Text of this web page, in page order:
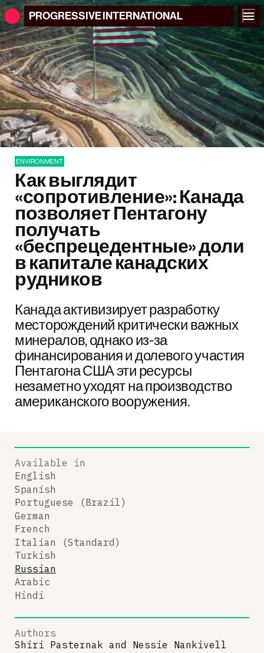
PROGRESSIVEINTERNATIONAL
ENVIRONMENT
Как выглядит
«сопротивление»: Канада
позволяет Пентагону
получать
«беспрецедентные» доли
в капитале канадских
рудников
Канада активизирует разработку
месторождений критически важных
минералов, однако из-за
финансирования и долевого участия
Пентагона США эти ресурсы
незаметно уходят на производство
американского вооружения.
Available in
English
Spanish
Portuguese (Brazil)
German
French
Italian (Standard)
Turkish
Russian
Arabic
Hindi
Authors
Shiri Pasternak and Nessie Nankivell